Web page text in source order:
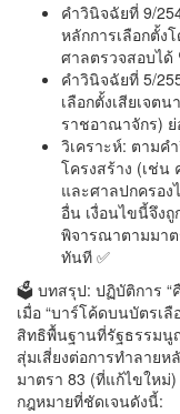
คำวินิจฉัยที่ 9/
หลักการเลือกตั้ง
ศาลตรวจสอบได้
คำวินิจฉัยที่ 5/
เลือกตั้งเสียเจต
ราชอาณาจักร)
วิเคราะห์: ตามค
โครงสร้าง (เช่น
และศาลปกครอง
อื่น เงื่อนไขนี้จึง
พิจารณาตามมาต
ทันที ✅
🗳️ บทสรุป: ปฏิบัติการ “
เมื่อ “บาร์โค้ดบนบัตรเ
สิทธิพื้นฐานที่รัฐธรรมนู
สุ่มเสี่ยงต่อการทำลายห
มาตรา 83 (ที่แก้ไขใหม่
กฎหมายที่ชัดเจนดังนี้: